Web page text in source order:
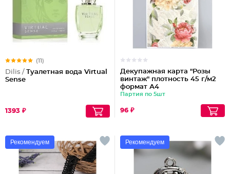
(11)
Dilis / Туалетная вода Virtual
Sense
1393 ₽
Декупажная карта "Розы
винтаж" плотность 45 г/м2
формат А4
Партия по 5шт
96 ₽
Рекомендуем Рекомендуем